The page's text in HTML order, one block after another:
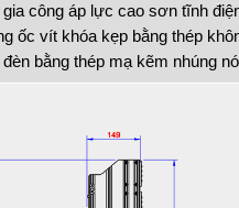
công áp lực cao sơn tĩnh
ốc vít khóa kẹp bằng thép
bằng thép mạ kẽm nhúng